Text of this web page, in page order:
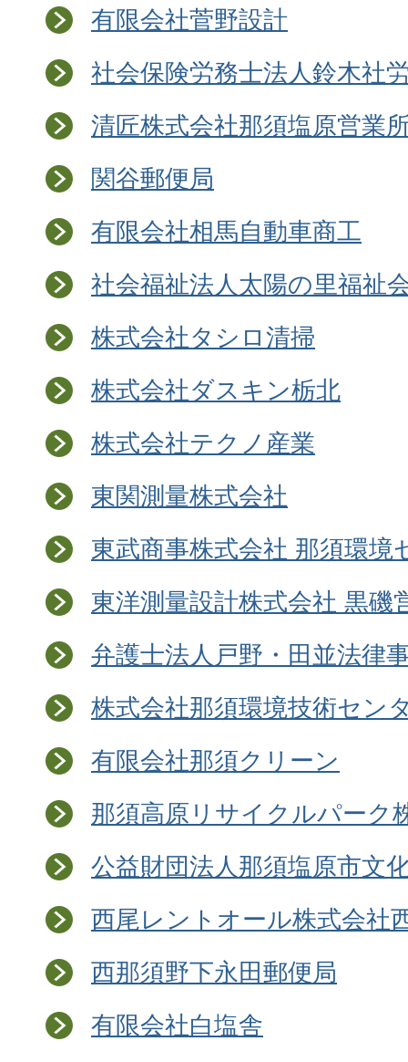
有限会社菅野設計
社会保険労務士法人鈴木社
清匠株式会社那須塩原営業
関谷郵便局
有限会社相馬自動車商工
社会福祉法人太陽の里福祉
株式会社タシロ清掃
株式会社ダスキン栃北
株式会社テクノ産業
東関測量株式会社
東武商事株式会社 那須環境
東洋測量設計株式会社 黒磯
弁護士法人戸野・田並法律
株式会社那須環境技術セン
有限会社那須クリーン
那須高原リサイクルパーク
公益財団法人那須塩原市文
西尾レントオール株式会社
西那須野下永田郵便局
有限会社白塩舎